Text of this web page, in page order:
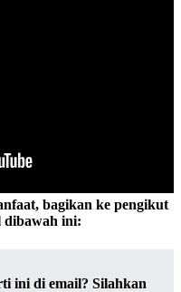
bagikan ke pengikut
dibawah ini:
ini di email? Silahkan